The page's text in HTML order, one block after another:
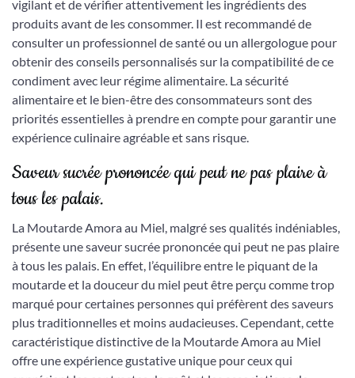
vigilant et de vérifier attentivement les ingrédients des
produits avant de les consommer. Il est recommandé de
consulter un professionnel de santé ou un allergologue pour
obtenir des conseils personnalisés sur la compatibilité de ce
condiment avec leur régime alimentaire. La sécurité
alimentaire et le bien-être des consommateurs sont des
priorités essentielles à prendre en compte pour garantir une
expérience culinaire agréable et sans risque.
Saveur sucrée prononcée qui peut ne pas plaire à
tous les palais.
La Moutarde Amora au Miel, malgré ses qualités indéniables,
présente une saveur sucrée prononcée qui peut ne pas plaire
à tous les palais. En effet, l’équilibre entre le piquant de la
moutarde et la douceur du miel peut être perçu comme trop
marqué pour certaines personnes qui préfèrent des saveurs
plus traditionnelles et moins audacieuses. Cependant, cette
caractéristique distinctive de la Moutarde Amora au Miel
offre une expérience gustative unique pour ceux qui